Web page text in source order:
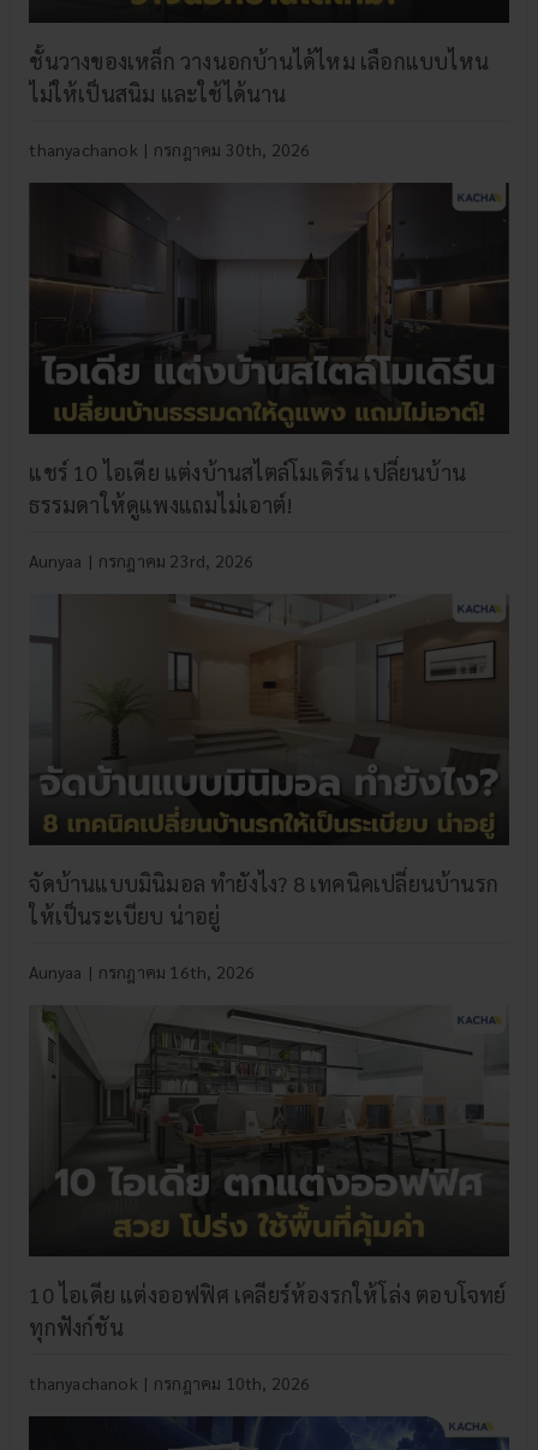
ชั้นวางของเหล็ก วางนอกบ้านได้ไหม เลือกแบบไหน
ไม่ให้เป็นสนิม และใช้ได้นาน
thanyachanok | กรกฎาคม 30th, 2026
แชร์ 10 ไอเดีย แต่งบ้านสไตล์โมเดิร์น เปลี่ยนบ้าน
ธรรมดาให้ดูแพงแถมไม่เอาต์!
Aunyaa | กรกฎาคม 23rd, 2026
จัดบ้านแบบมินิมอล ทำยังไง? 8 เทคนิคเปลี่ยนบ้านรก
ให้เป็นระเบียบ น่าอยู่
Aunyaa | กรกฎาคม 16th, 2026
10 ไอเดีย แต่งออฟฟิศ เคลียร์ห้องรกให้โล่ง ตอบโจทย์
ทุกฟังก์ชัน
thanyachanok | กรกฎาคม 10th, 2026